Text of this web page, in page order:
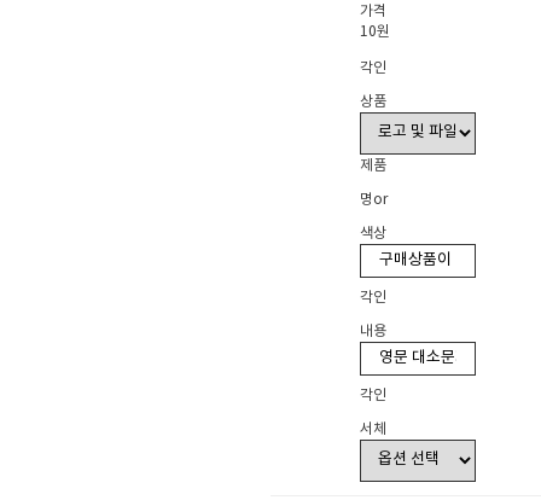
가격
10원
각인
상품
제품
명or
색상
각인
내용
각인
서체